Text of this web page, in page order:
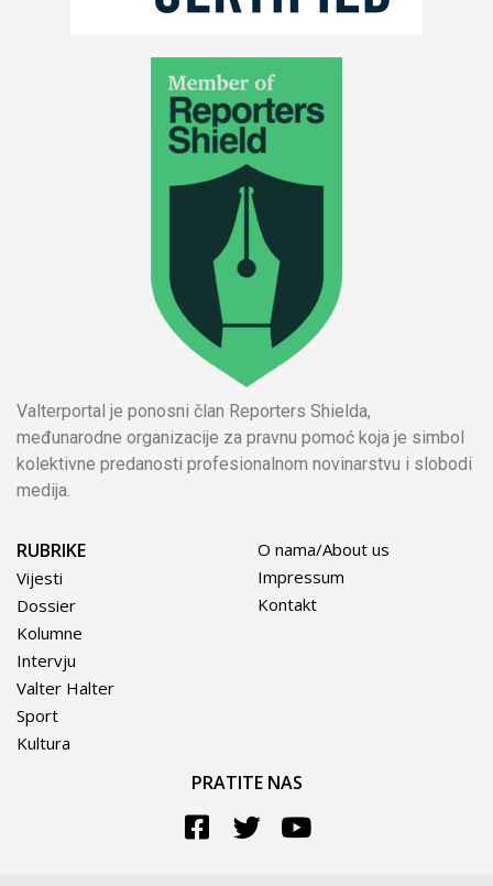
Valterportal je ponosni član Reporters Shielda,
međunarodne organizacije za pravnu pomoć koja je simbol
kolektivne predanosti profesionalnom novinarstvu i slobodi
medija.
RUBRIKE
Vijesti
Dossier
Kolumne
Intervju
Valter Halter
Sport
Kultura
O nama/About us
Impressum
Kontakt
PRATITE NAS